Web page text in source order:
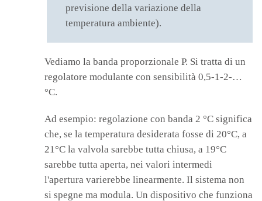
previsione della variazione della
temperatura ambiente).
Vediamo la banda proporzionale P. Si tratta di un
regolatore modulante con sensibilità 0,5-1-2-…
°C.
Ad esempio: regolazione con banda 2 °C significa
che, se la temperatura desiderata fosse di 20°C, a
21°C la valvola sarebbe tutta chiusa, a 19°C
sarebbe tutta aperta, nei valori intermedi
l'apertura varierebbe linearmente. Il sistema non
si spegne ma modula. Un dispositivo che funziona